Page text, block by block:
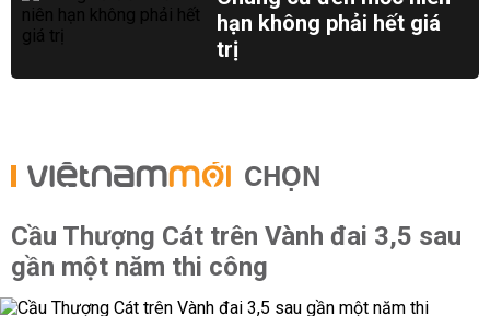
hạn không phải hết giá
trị
CHỌN
Cầu Thượng Cát trên Vành đai 3,5 sau
gần một năm thi công